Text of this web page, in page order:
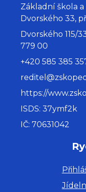
Základní škola
Dvorského 33,
Dvorského 115/
779 00
+420 585 385
https://
ISDS: 37ymf2k
IČ: 70631042